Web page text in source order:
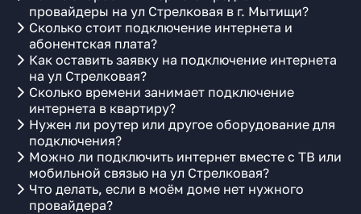
провайдеры на ул Стрелковая в г. Мытищи?
Сколько стоит подключение интернета и
абонентская плата?
Как оставить заявку на подключение интернета
на ул Стрелковая?
Сколько времени занимает подключение
интернета в квартиру?
Нужен ли роутер или другое оборудование для
подключения?
Можно ли подключить интернет вместе с ТВ или
мобильной связью на ул Стрелковая?
Что делать, если в моём доме нет нужного
провайдера?